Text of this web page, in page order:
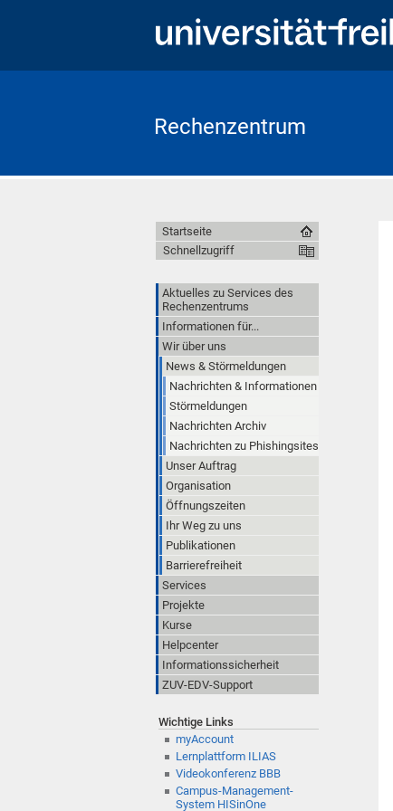
Rechenzentrum
Startseite
Schnellzugriff
Aktuelles zu Services des
Rechenzentrums
Informationen für...
Wir über uns
News & Störmeldungen
Nachrichten & Informationen
Störmeldungen
Nachrichten Archiv
Nachrichten zu Phishingsites
Unser Auftrag
Organisation
Öffnungszeiten
Ihr Weg zu uns
Publikationen
Barrierefreiheit
Services
Projekte
Kurse
Helpcenter
Informationssicherheit
ZUV-EDV-Support
Wichtige Links
myAccount
Lernplattform ILIAS
Videokonferenz BBB
Campus-Management-
System HISinOne